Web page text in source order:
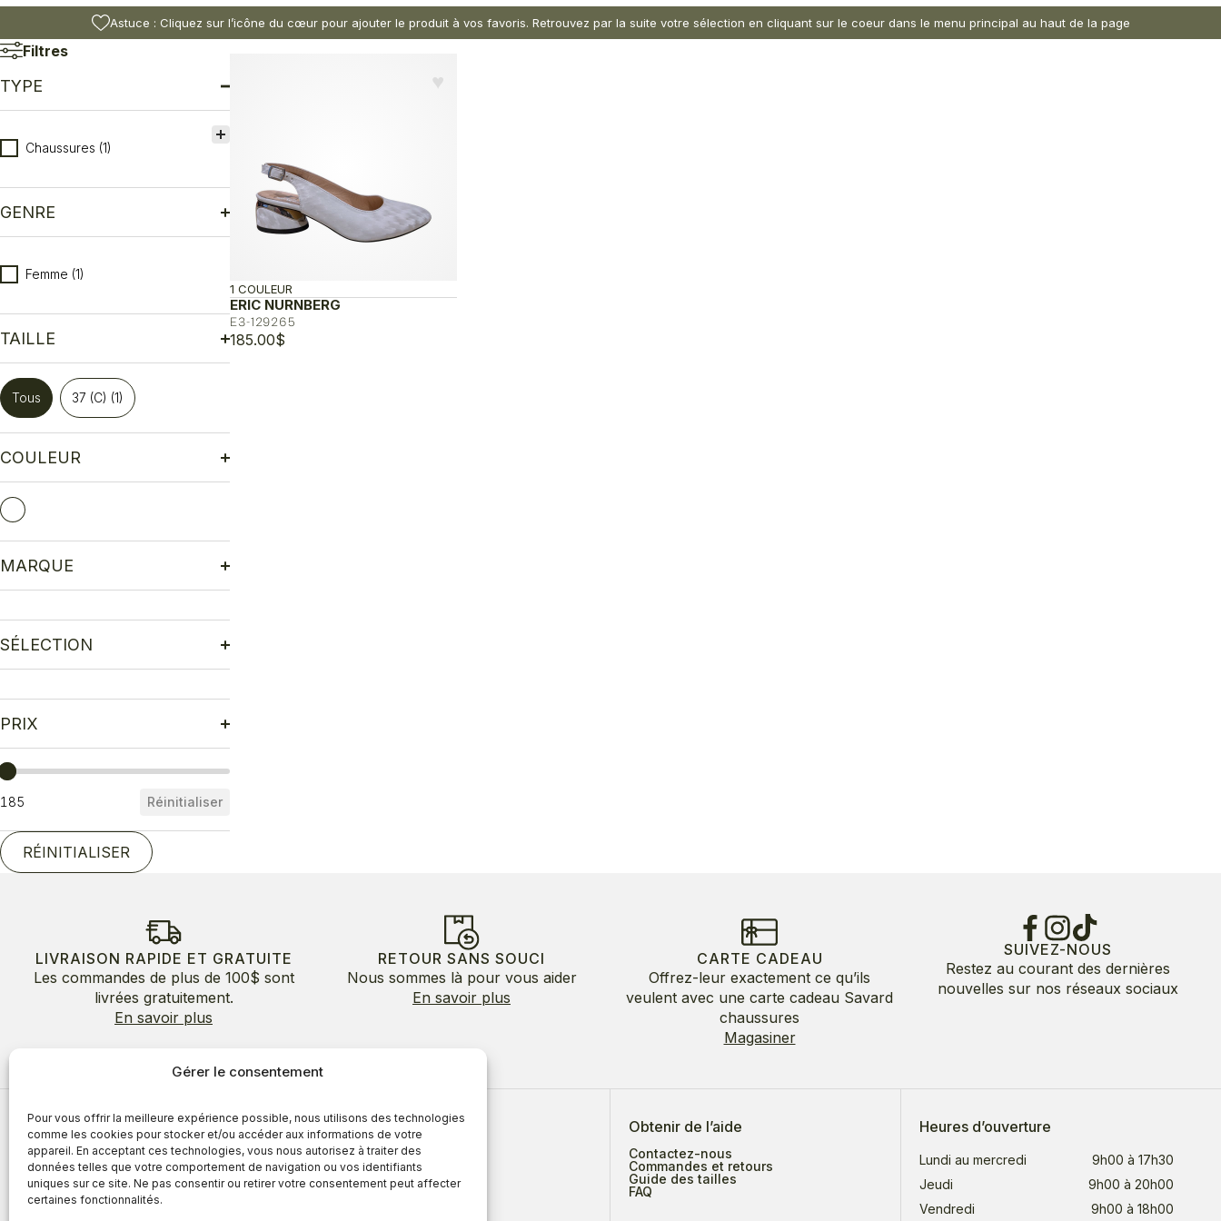
Gérer le consentement
Pour vous offrir la meilleure expérience possible, nous utilisons des technologies
comme les cookies pour stocker et/ou accéder aux informations de votre
appareil. En acceptant ces technologies, vous nous autorisez à traiter des
données telles que votre comportement de navigation ou vos identifiants
uniques sur ce site. Ne pas consentir ou retirer votre consentement peut affecter
certaines fonctionnalités.
Astuce : Cliquez sur l’icône du cœur pour ajouter le produit à vos favoris. Retrouvez par la suite votre sélection en cliquant sur le coeur dans le menu principal au haut de la page
Filtres
TYPE
Type
Chaussures (1)
GENRE
Genre
Femme (1)
TAILLE
Taille
Tous 37 (C) (1)
COULEUR
Couleurs
MARQUE
SÉLECTION
PRIX
Prix
185 Réinitialiser
RÉINITIALISER
♥︎
ERIC NURNBERG
E3-129265
1 COULEUR
185.00$
LIVRAISON RAPIDE ET GRATUITE
Les commandes de plus de 100$ sont
livrées gratuitement.
En savoir plus
RETOUR SANS SOUCI
Nous sommes là pour vous aider
En savoir plus
CARTE CADEAU
Offrez-leur exactement ce qu’ils
veulent avec une carte cadeau Savard
chaussures
Magasiner
SUIVEZ-NOUS
Restez au courant des dernières
nouvelles sur nos réseaux sociaux
À propos de nous
À propos
Avantages
Blogue
Témoignages
Obtenir de l’aide
Contactez-nous
Commandes et retours
Guide des tailles
FAQ
Heures d’ouverture
Lundi au mercredi
9h00 à 17h30
Jeudi
9h00 à 20h00
Vendredi
9h00 à 18h00